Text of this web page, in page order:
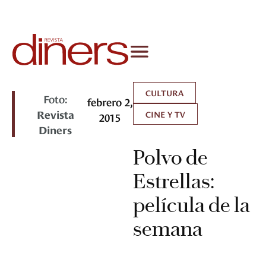
Foto:
Revista
Diners
febrero 2,
2015
CULTURA
CINE Y TV
Polvo de
Estrellas:
película de la
semana